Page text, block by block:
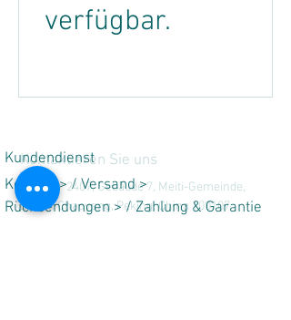
verfügbar.
Kontaktieren Sie uns
Zimmer 2407, Gebäude 7, Meiti-Gemeinde,
Bezirk Chaoyang, Peking, China 100107
Kundendienst
Kontakt > /Versand>
Rücksendungen > / Zahlung & Garantie